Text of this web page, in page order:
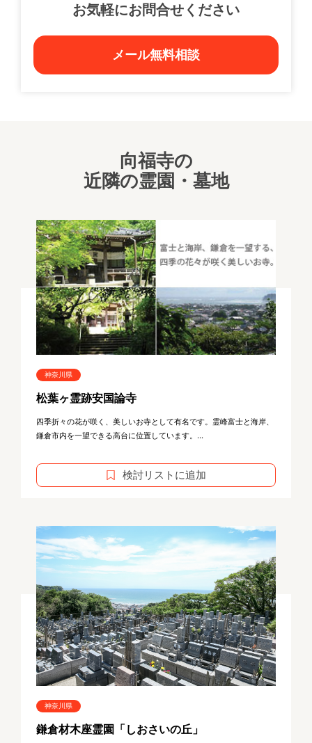
お気軽にお問合せください
メール無料相談
向福寺の
近隣の霊園・墓地
神奈川県
松葉ヶ霊跡安国論寺
四季折々の花が咲く、美しいお寺として有名です。霊峰富士と海岸、
鎌倉市内を一望できる高台に位置しています。...
検討リストに追加
神奈川県
鎌倉材木座霊園「しおさいの丘」